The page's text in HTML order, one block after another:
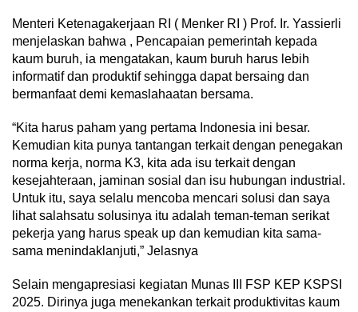
Menteri Ketenagakerjaan RI ( Menker RI ) Prof. Ir. Yassierli
menjelaskan bahwa , Pencapaian pemerintah kepada
kaum buruh, ia mengatakan, kaum buruh harus lebih
informatif dan produktif sehingga dapat bersaing dan
bermanfaat demi kemaslahaatan bersama.
“Kita harus paham yang pertama Indonesia ini besar.
Kemudian kita punya tantangan terkait dengan penegakan
norma kerja, norma K3, kita ada isu terkait dengan
kesejahteraan, jaminan sosial dan isu hubungan industrial.
Untuk itu, saya selalu mencoba mencari solusi dan saya
lihat salahsatu solusinya itu adalah teman-teman serikat
pekerja yang harus speak up dan kemudian kita sama-
sama menindaklanjuti,” Jelasnya
Selain mengapresiasi kegiatan Munas III FSP KEP KSPSI
2025. Dirinya juga menekankan terkait produktivitas kaum